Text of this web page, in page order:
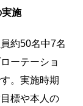
施
約50名中7名
ーテーショ
。実施時期
標や本人の